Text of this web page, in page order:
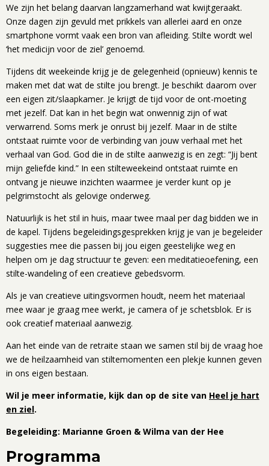
We zijn het belang daarvan langzamerhand wat kwijtgeraakt.
Onze dagen zijn gevuld met prikkels van allerlei aard en onze
smartphone vormt vaak een bron van afleiding. Stilte wordt wel
‘het medicijn voor de ziel’ genoemd.
Tijdens dit weekeinde krijg je de gelegenheid (opnieuw) kennis te
maken met dat wat de stilte jou brengt. Je beschikt daarom over
een eigen zit/slaapkamer. Je krijgt de tijd voor de ont-moeting
met jezelf. Dat kan in het begin wat onwennig zijn of wat
verwarrend. Soms merk je onrust bij jezelf. Maar in de stilte
ontstaat ruimte voor de verbinding van jouw verhaal met het
verhaal van God. God die in de stilte aanwezig is en zegt: “Jij bent
mijn geliefde kind.” In een stilteweekeind ontstaat ruimte en
ontvang je nieuwe inzichten waarmee je verder kunt op je
pelgrimstocht als gelovige onderweg.
Natuurlijk is het stil in huis, maar twee maal per dag bidden we in
de kapel. Tijdens begeleidingsgesprekken krijg je van je begeleider
suggesties mee die passen bij jou eigen geestelijke weg en
helpen om je dag structuur te geven: een meditatieoefening, een
stilte-wandeling of een creatieve gebedsvorm.
Als je van creatieve uitingsvormen houdt, neem het materiaal
mee waar je graag mee werkt, je camera of je schetsblok. Er is
ook creatief materiaal aanwezig.
Aan het einde van de retraite staan we samen stil bij de vraag hoe
we de heilzaamheid van stiltemomenten een plekje kunnen geven
in ons eigen bestaan.
Wil je meer informatie, kijk dan op de site van Heel je hart
en ziel.
Begeleiding: Marianne Groen & Wilma van der Hee
Programma